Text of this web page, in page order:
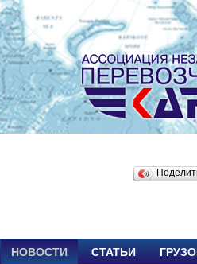
НОВОСТИ СТАТЬИ